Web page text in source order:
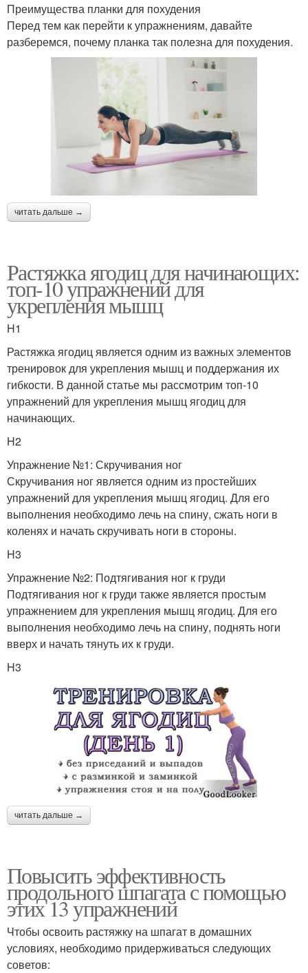
Преимущества планки для похудения
Перед тем как перейти к упражнениям, давайте
разберемся, почему планка так полезна для похудения.
читать дальше →
Растяжка ягодиц для начинающих:
топ-10 упражнений для
укрепления мышц
H1
Растяжка ягодиц является одним из важных элементов
тренировок для укрепления мышц и поддержания их
гибкости. В данной статье мы рассмотрим топ-10
упражнений для укрепления мышц ягодиц для
начинающих.
H2
Упражнение №1: Скручивания ног
Скручивания ног является одним из простейших
упражнений для укрепления мышц ягодиц. Для его
выполнения необходимо лечь на спину, сжать ноги в
коленях и начать скручивать ноги в стороны.
H3
Упражнение №2: Подтягивания ног к груди
Подтягивания ног к груди также является простым
упражнением для укрепления мышц ягодиц. Для его
выполнения необходимо лечь на спину, поднять ноги
вверх и начать тянуть их к груди.
H3
читать дальше →
Повысить эффективность
продольного шпагата с помощью
этих 13 упражнений
Чтобы освоить растяжку на шпагат в домашних
условиях, необходимо придерживаться следующих
советов: